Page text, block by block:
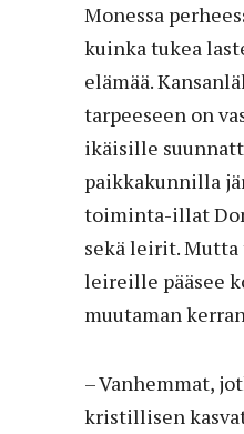
Monessa
kuinka tukea
elämää.
tarpeeseen on
ikäisille
paikkakunnilla
toiminta-illat
sekä leirit.
leireille pääsee
muutaman
– Vanhemmat,
kristillisen